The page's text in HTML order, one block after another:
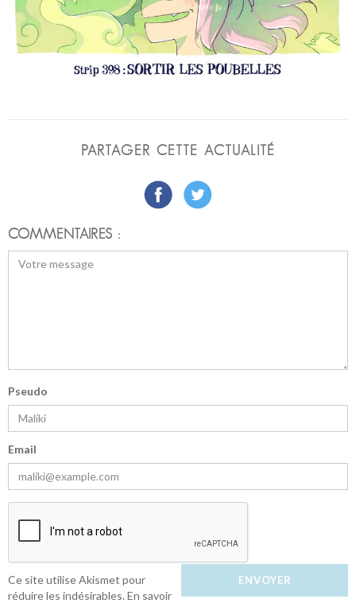
PARTAGER CETTE ACTUALITÉ
COMMENTAIRES :
Pseudo
Email
Ce site utilise Akismet pour
réduire les indésirables. En savoir